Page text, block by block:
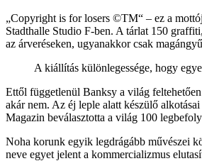
„Copyright is for losers ©TM“ – ez a
Stadthalle Studio F-ben. A tárlat 150
az árveréseken, ugyanakkor csak
A kiállítás különlegessége, hogy
Ettől függetlenül Banksy a világ
akár nem. Az éj leple alatt készülő
Magazin beválasztotta a világ 100
Noha korunk egyik legdrágább művészei
neve egyet jelent a kommercializmus